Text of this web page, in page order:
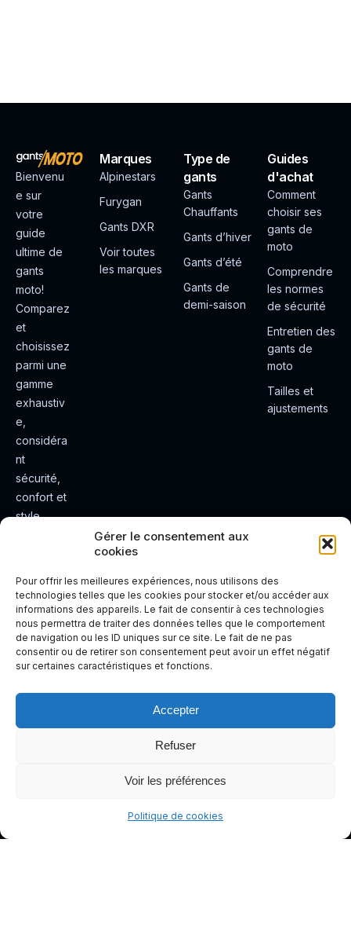
Gérer le consentement aux
cookies
Pour offrir les meilleures expériences, nous utilisons des
technologies telles que les cookies pour stocker et/ou accéder aux
informations des appareils. Le fait de consentir à ces technologies
nous permettra de traiter des données telles que le comportement
de navigation ou les ID uniques sur ce site. Le fait de ne pas
consentir ou de retirer son consentement peut avoir un effet négatif
sur certaines caractéristiques et fonctions.
Accepter
Refuser
Voir les préférences
Politique de cookies
Bienvenu
e sur
votre
guide
ultime de
gants
moto!
Comparez
et
choisissez
parmi une
gamme
exhaustiv
e,
considéra
nt
sécurité,
confort et
style.
e de
conduite
plus sûre
et plus
agréable.
Marques
Alpinestars
Furygan
Gants DXR
Voir toutes
les marques
Type de
gants
Gants
Chauffants
Gants d’hiver
Gants d’été
Gants de
demi-saison
Guides
d'achat
Comment
choisir ses
gants de
moto
Comprendre
les normes
de sécurité
Entretien des
gants de
moto
Tailles et
ajustements